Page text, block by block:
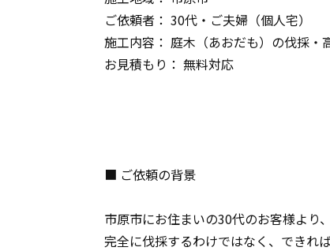
ご依頼者： 30代・ご夫婦（個人宅）
施工内容： 庭木（あおだも）の伐採・
お見積もり： 無料対応
■ ご依頼の背景
市原市にお住まいの30代のお客様より
完全に伐採するわけではなく、できれ